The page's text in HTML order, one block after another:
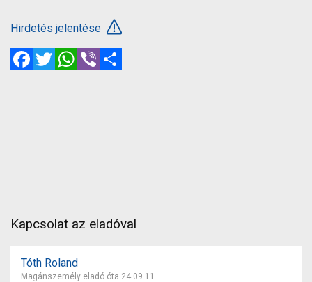
Hirdetés jelentése
FacebookTwitterWhatsApp
Viber
Kapcsolat az eladóval
Tóth Roland
Magánszemély eladó óta 24.09.11